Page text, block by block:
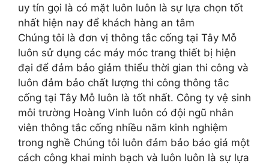
uy tín gọi là có mặt luôn luôn là sự lựa chọn tốt
nhất hiện nay để khách hàng an tâm
Chúng tôi là đơn vị thông tắc cống tại Tây Mỗ
luôn sử dụng các máy móc trang thiết bị hiện
đại để đảm bảo giảm thiểu thời gian thi công và
luôn đảm bảo chất lượng thi công thông tắc
cống tại Tây Mỗ luôn là tốt nhất. Công ty vệ sinh
môi trường Hoàng Vinh luôn có đội ngũ nhân
viên thông tắc cống nhiều năm kinh nghiệm
trong nghề Chúng tôi luôn đảm bảo báo giá một
cách công khai minh bạch và luôn luôn là sự lựa